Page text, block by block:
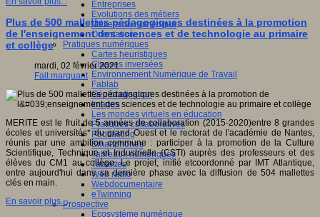
Entreprises
Evolutions des métiers
Métiers du numérique
Orientation
Pratiques numériques
Cartes heuristiques
Classes inversées
Environnement Numérique de Travail
Fablab
Géolocalisation
Images
Les mondes virtuels en éducation
Pratiques collaboratives
Podcasting
Smartphones
Tableaux numériques
Tablettes
Web radio
Webdocumentaire
eTwinning
Prospective
Ecosystème numérique
Plus de 500 mallettes pédagogiques destinées à la promotion
de l'enseignement des sciences et de technologie au primaire
et collège
mardi, 02 février 2021
Fait marquant
MERITE est le fruit de 5 années de collaboration (2015-2020)entre 8 grandes
écoles et universités* du grand Ouest et le rectorat de l'académie de Nantes,
réunis par une ambition commune : participer à la promotion de la Culture
Scientifique, Technique et Industrielle (CSTI) auprès des professeurs et des
élèves du CM1 au collège. Le projet, initié etcoordonné par IMT Atlantique,
entre aujourd'hui dans sa dernière phase avec la diffusion de 504 mallettes
clés en main.
En savoir plus...